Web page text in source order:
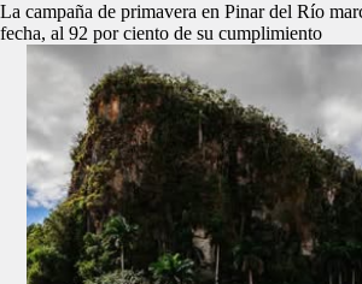
La campaña de primavera en Pinar del Río
fecha, al 92 por ciento de su cumplimiento